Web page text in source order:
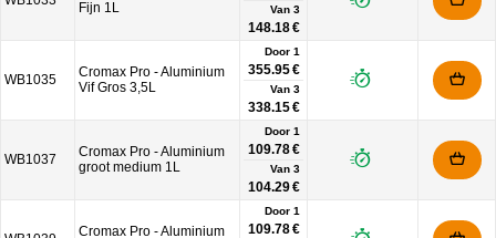
Fijn 1L
Van 3
148.18 €
WB1035
Cromax Pro - Aluminium
Vif Gros 3,5L
Door 1
355.95 €
Van 3
338.15 €
WB1037
Cromax Pro - Aluminium
groot medium 1L
Door 1
109.78 €
Van 3
104.29 €
Cromax Pro - Aluminium
Door 1
109.78 €